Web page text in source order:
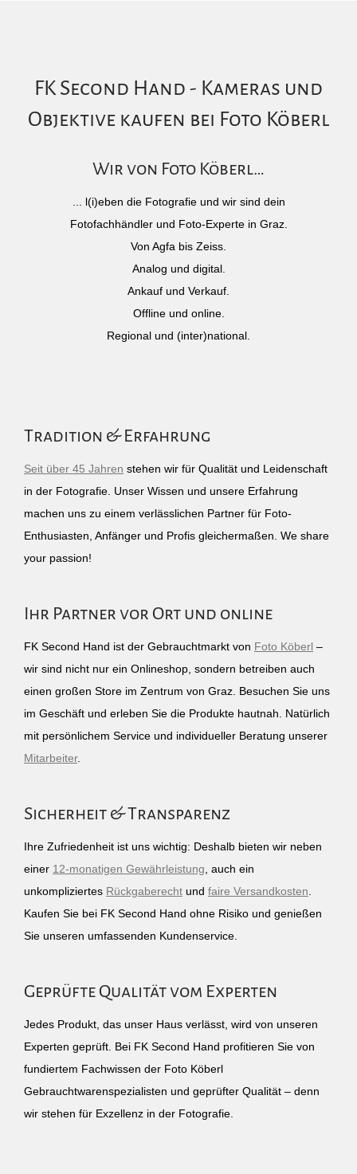
FK Second Hand - Kameras und
Objektive kaufen bei Foto Köberl
Wir von Foto Köberl…
... l(i)eben die Fotografie und wir sind dein
Fotofachhändler und Foto-Experte in Graz.
Von Agfa bis Zeiss.
Analog und digital.
Ankauf und Verkauf.
Offline und online.
Regional und (inter)national.
Tradition & Erfahrung
Seit über 45 Jahren stehen wir für Qualität und Leidenschaft
in der Fotografie. Unser Wissen und unsere Erfahrung
machen uns zu einem verlässlichen Partner für Foto-
Enthusiasten, Anfänger und Profis gleichermaßen. We share
your passion!
Ihr Partner vor Ort und online
FK Second Hand ist der Gebrauchtmarkt von Foto Köberl –
wir sind nicht nur ein Onlineshop, sondern betreiben auch
einen großen Store im Zentrum von Graz. Besuchen Sie uns
im Geschäft und erleben Sie die Produkte hautnah. Natürlich
mit persönlichem Service und individueller Beratung unserer
Mitarbeiter.
Sicherheit & Transparenz
Ihre Zufriedenheit ist uns wichtig: Deshalb bieten wir neben
einer 12-monatigen Gewährleistung , auch ein
unkompliziertes Rückgaberecht und faire Versandkosten
Kaufen Sie bei FK Second Hand ohne Risiko und genießen
Sie unseren umfassenden Kundenservice.
Geprüfte Qualität vom Experten
Jedes Produkt, das unser Haus verlässt, wird von unseren
Experten geprüft. Bei FK Second Hand profitieren Sie von
fundiertem Fachwissen der Foto Köberl
Gebrauchtwarenspezialisten und geprüfter Qualität – denn
wir stehen für Exzellenz in der Fotografie.